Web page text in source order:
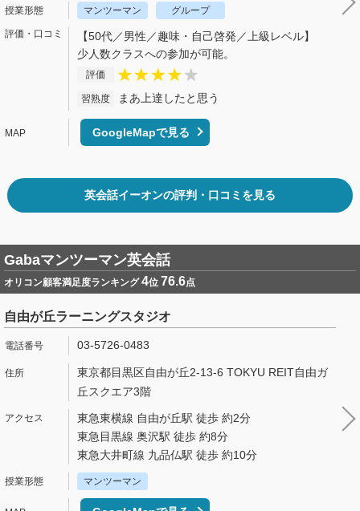
マンツーマン グループ
【50代／男性／趣味・自己啓発／上級レベル】
少人数クラスへの参加が可能。
評価
習熟度 まあ上達したと思う
GoogleMapで見る
英会話イーオンの評判・口コミを見る
Gabaマンツーマン英会話
オリコン顧客満足度ランキング4位 76.6点
自由が丘ラーニングスタジオ
03-5726-0483
東京都目黒区自由が丘2-13-6 TOKYU REIT自由ガ
丘スクエア3階
東急東横線 自由が丘駅 徒歩 約2分
東急目黒線 奥沢駅 徒歩 約8分
東急大井町線 九品仏駅 徒歩 約10分
マンツーマン